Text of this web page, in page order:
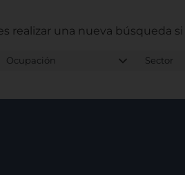
realizar una nueva búsqueda